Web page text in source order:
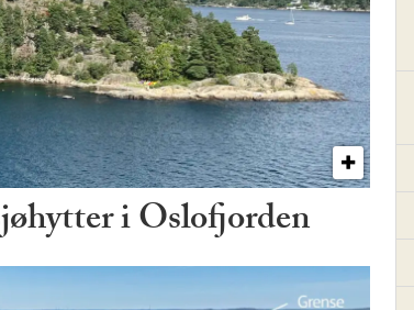
i Oslofjorden